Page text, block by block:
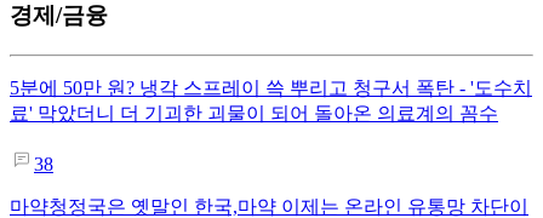
경제/금융
5분에 50만 원? 냉각 스프레이 쓱 뿌리고 청구서 폭탄 - '도수치
료' 막았더니 더 기괴한 괴물이 되어 돌아온 의료계의 꼼수
38
마약청정국은 옛말인 한국,마약 이제는 온라인 유통망 차단이